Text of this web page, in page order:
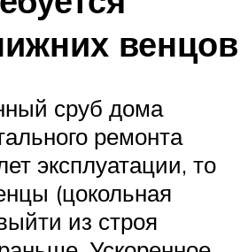
венцов
сруб дома
ремонта
эксплуатации, то
(цокольная
из строя